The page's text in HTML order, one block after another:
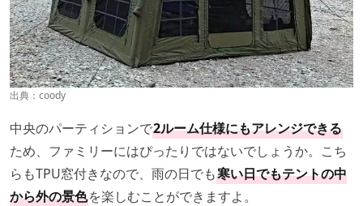
出典： coody
中央のパーティションで2ルーム仕様にもアレンジできる
ため、ファミリーにはぴったりではないでしょうか。こち
らもTPU窓付きなので、雨の日でも寒い日でもテントの中
から外の景色を楽しむことができますよ。